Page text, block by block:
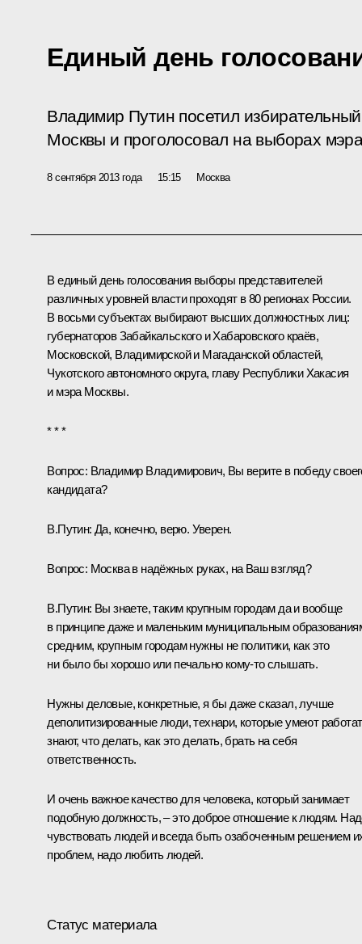
Единый день
Владимир Путин посетил
Москвы и проголосовал на выборах
8 сентября 2013 года 15:15 Москва
В единый день голосования выборы представителей
различных уровней власти проходят в 80 регионах России.
В восьми субъектах выбирают высших должностных лиц:
губернаторов Забайкальского и Хабаровского краёв,
Московской, Владимирской и Магаданской областей,
Чукотского автономного округа, главу Республики Хакасия
и мэра Москвы.
* * *
Вопрос: Владимир Владимирович, Вы верите в победу
кандидата?
В.Путин: Да, конечно, верю. Уверен.
Вопрос: Москва в надёжных руках, на Ваш взгляд?
В.Путин: Вы знаете, таким крупным городам да и вообще
в принципе даже и маленьким муниципальным
средним, крупным городам нужны не политики, как это
ни было бы хорошо или печально кому‑то слышать.
Нужны деловые, конкретные, я бы даже сказал, лучше
деполитизированные люди, технари, которые умеют
знают, что делать, как это делать, брать на себя
ответственность.
И очень важное качество для человека, который занимает
подобную должность, – это доброе отношение к людям.
чувствовать людей и всегда быть озабоченным решением
проблем, надо любить людей.
Статус материала